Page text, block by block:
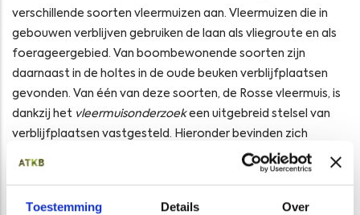
Toestemming Details Over
verschillende soorten vleermuizen aan. Vleermuizen die in
gebouwen verblijven gebruiken de laan als vliegroute en als
foerageergebied. Van boombewonende soorten zijn
daarnaast in de holtes in de oude beuken verblijfplaatsen
gevonden. Van één van deze soorten, de Rosse vleermuis, is
dankzij het vleermuisonderzoekeen uitgebreid stelsel van
verblijfplaatsen vastgesteld. Hieronder bevinden zich
meerdere kraamkolonies, waarin de vrouwtjes gezamenlijk
In nauw overleg met de gemeente Leek is een plan van